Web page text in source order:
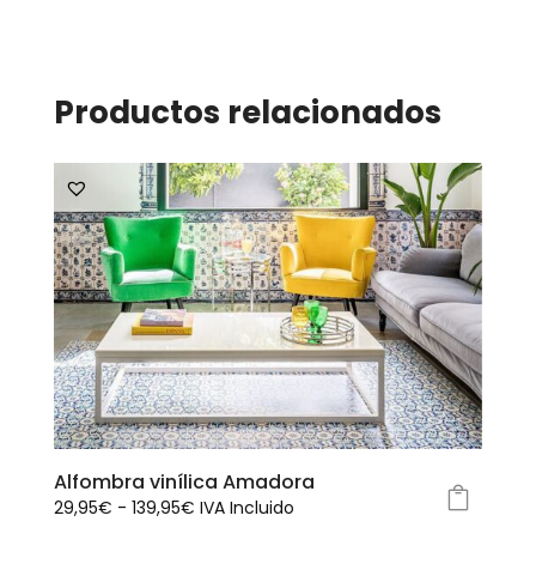
Productos relacionados
Alfombra vinílica Amadora
29,95€ - 139,95€Rango
IVA Incluido